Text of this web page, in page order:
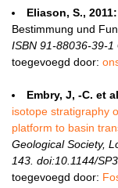
Eliason, S., 2011:
Bestimmung und
ISBN 91-88036-39-1
toegevoegd door:
Embry, J, -C. et
isotope stratigraphy
platform to basin
Geological Society,
143. doi:10.1144/
toegevoegd door: